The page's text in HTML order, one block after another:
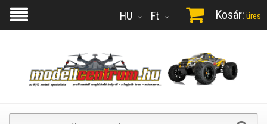
Ft
HU Kosár: üres